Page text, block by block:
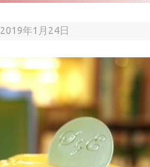
2019年1月24日